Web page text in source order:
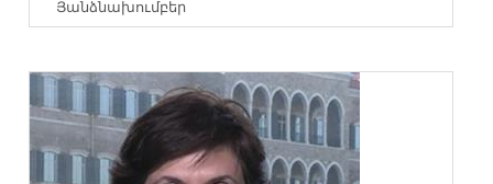
Յանձնախումբեր